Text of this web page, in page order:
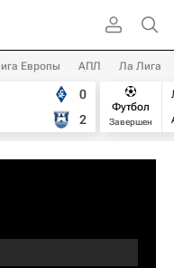
Европы АПЛ Ла Лига
0
2
Футбол
Завершен